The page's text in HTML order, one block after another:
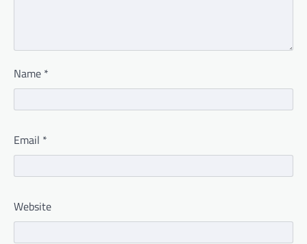
Name *
Email *
Website